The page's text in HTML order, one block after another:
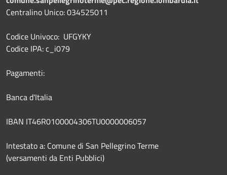
Centralino Unico: 034525011
Codice Univoco: UFGYKY
Codice IPA: c_i079
Pagamenti:
Banca d'Italia
IBAN IT46R0100004306TU0000006057
Intestato a: Comune di San Pellegrino Terme
(versamenti da Enti Pubblici)